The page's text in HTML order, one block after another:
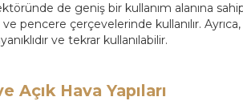
de geniş bir kullanım alanına
pencere çerçevelerinde kullanılır.
ve tekrar kullanılabilir.
Açık Hava Yapıları